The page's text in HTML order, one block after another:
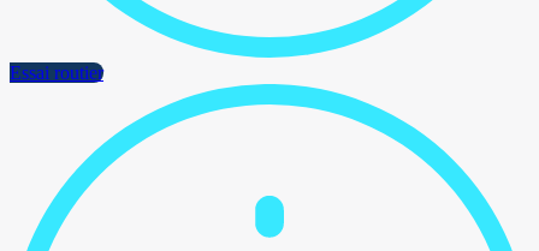
Essai routier